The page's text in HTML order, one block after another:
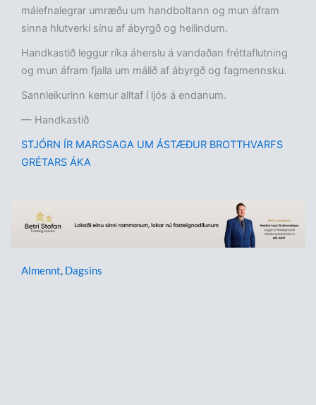
málefnalegrar umræðu um handboltann og mun áfram
sinna hlutverki sínu af ábyrgð og heilindum.
Handkastið leggur ríka áherslu á vandaðan fréttaflutning
og mun áfram fjalla um málið af ábyrgð og fagmennsku.
Sannleikurinn kemur alltaf í ljós á endanum.
— Handkastið
STJÓRN ÍR MARGSAGA UM ÁSTÆÐUR BROTTHVARFS
GRÉTARS ÁKA
Almennt, Dagsins